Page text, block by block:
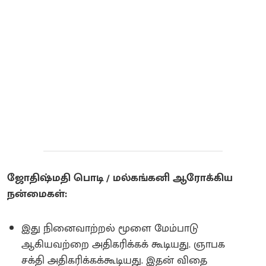
ஜோதிஷ்மதி பொடி / மல்கங்கனி ஆரோக்கிய
நன்மைகள்:
இது நினைவாற்றல் மூளை மேம்பாடு
ஆகியவற்றை அதிகரிக்கக் கூடியது. ஞாபக
சக்தி அதிகரிக்கக்கூடியது‌. இதன் விதை